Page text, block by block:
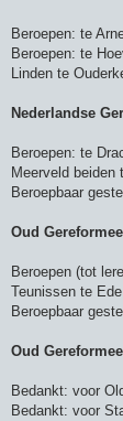
Beroepen: te
Beroepen: te
Linden te
Nederlandse
Beroepen: te
Meerveld beiden
Beroepbaar
Oud
Beroepen (tot
Teunissen te
Beroepbaar
Oud
Bedankt: voor
Bedankt: voor